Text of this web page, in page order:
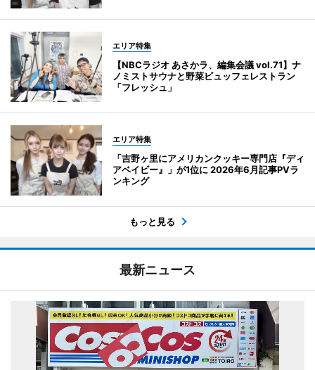
エリア特集
【NBCラジオ あさかラ、編集会議 vol.71】ナ
ノミストサウナと野菜ビュッフェレストラン
「フレッシュ」
エリア特集
「吉野ヶ里にアメリカンクッキー専門店『ディ
アベイビー』」が1位に 2026年6月記事PVラ
ンキング
もっと見る
最新ニュース